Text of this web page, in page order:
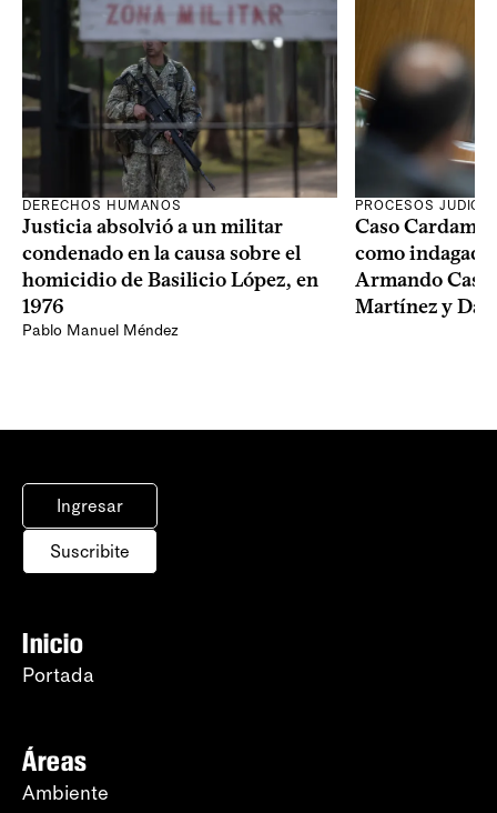
DERECHOS HUMANOS
Justicia absolvió a un militar
condenado en la causa sobre el
homicidio de Basilicio López, en
1976
Pablo Manuel Méndez
PROCESOS
Caso
como
Armando
Martínez y
Ingresar
Suscribite
Inicio
Portada
Áreas
Ambiente